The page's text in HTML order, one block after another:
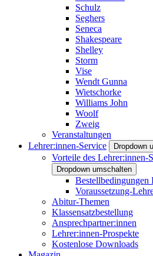
Schulz
Seghers
Seneca
Shakespeare
Shelley
Storm
Vise
Wendt Gunna
Wietschorke
Williams John
Woolf
Zweig
Veranstaltungen
Lehrer:innen-Service
Dropdown
Vorteile des Lehrer:innen-
Dropdown umschalten
Bestellbedingungen
Voraussetzung-
Abitur-Themen
Klassensatzbestellung
Ansprechpartner:innen
Lehrer:innen-Prospekte
Kostenlose Downloads